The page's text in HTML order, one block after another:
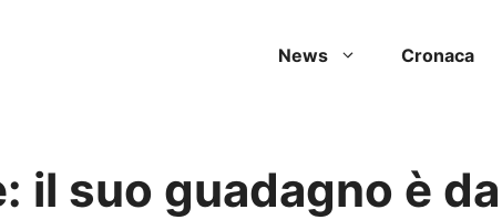
News Cronaca
il suo guadagno è da